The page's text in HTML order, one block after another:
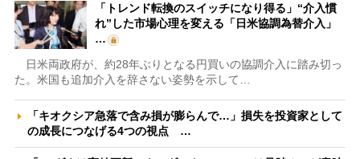
「トレンド転換のスイッチになり得る」“介入慣
れ”した市場心理を変える「日米協調為替介入」
…
日米両政府が、約28年ぶりとなる円買いの協調介入に踏み切っ
た。米国も追加介入を辞さない姿勢を示して…
「キオクシア急落で含み損が膨らんで…」損失を投資家として
の成長につなげる4つの視点 …